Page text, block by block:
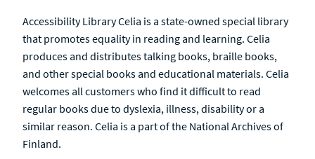
Accessibility Library Celia is a state-owned special library
that promotes equality in reading and learning. Celia
produces and distributes talking books, braille books,
and other special books and educational materials. Celia
welcomes all customers who find it difficult to read
regular books due to dyslexia, illness, disability or a
similar reason. Celia is a part of the National Archives of
Finland.